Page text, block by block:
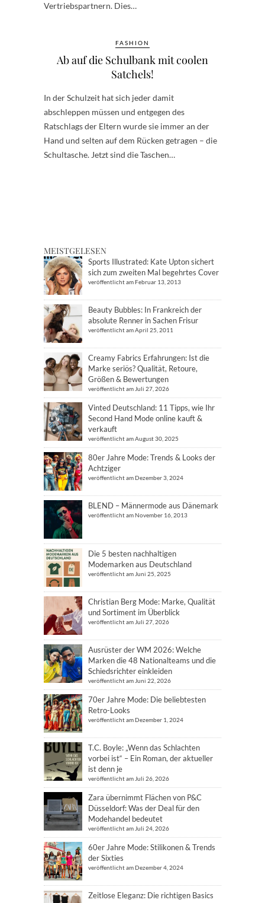
Vertriebspartnern. Dies…
FASHION
Ab auf die Schulbank mit coolen
Satchels!
In der Schulzeit hat sich jeder damit
abschleppen müssen und entgegen des
Ratschlags der Eltern wurde sie immer an der
Hand und selten auf dem Rücken getragen – die
Schultasche. Jetzt sind die Taschen…
MEISTGELESEN
Sports Illustrated: Kate Upton sichert
sich zum zweiten Mal begehrtes Cover
veröffentlicht am Februar 13, 2013
Beauty Bubbles: In Frankreich der
absolute Renner in Sachen Frisur
veröffentlicht am April 25, 2011
Creamy Fabrics Erfahrungen: Ist die
Marke seriös? Qualität, Retoure,
Größen & Bewertungen
veröffentlicht am Juli 27, 2026
Vinted Deutschland: 11 Tipps, wie Ihr
Second Hand Mode online kauft &
verkauft
veröffentlicht am August 30, 2025
80er Jahre Mode: Trends & Looks der
Achtziger
veröffentlicht am Dezember 3, 2024
BLEND – Männermode aus Dänemark
veröffentlicht am November 16, 2013
Die 5 besten nachhaltigen
Modemarken aus Deutschland
veröffentlicht am Juni 25, 2025
Christian Berg Mode: Marke, Qualität
und Sortiment im Überblick
veröffentlicht am Juli 27, 2026
Ausrüster der WM 2026: Welche
Marken die 48 Nationalteams und die
Schiedsrichter einkleiden
veröffentlicht am Juni 22, 2026
70er Jahre Mode: Die beliebtesten
Retro-Looks
veröffentlicht am Dezember 1, 2024
T.C. Boyle: „Wenn das Schlachten
vorbei ist“ – Ein Roman, der aktueller
ist denn je
veröffentlicht am Juli 26, 2026
Zara übernimmt Flächen von P&C
Düsseldorf: Was der Deal für den
Modehandel bedeutet
veröffentlicht am Juli 24, 2026
60er Jahre Mode: Stilikonen & Trends
der Sixties
veröffentlicht am Dezember 4, 2024
Zeitlose Eleganz: Die richtigen Basics